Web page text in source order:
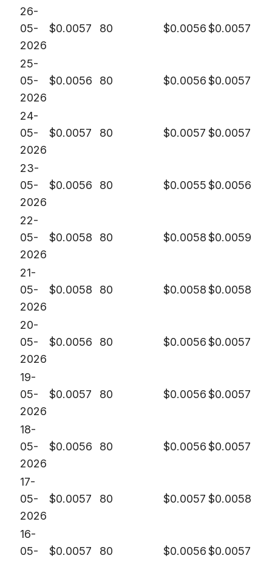
26-
05-
2026
$0.0057 80 $0.0056$0.0057
25-
05-
2026
$0.0056 80 $0.0056$0.0057
24-
05-
2026
$0.0057 80 $0.0057 $0.0057
23-
05-
2026
$0.0056 80 $0.0055$0.0056
22-
05-
2026
$0.0058 80 $0.0058$0.0059
21-
05-
2026
$0.0058 80 $0.0058$0.0058
20-
05-
2026
$0.0056 80 $0.0056$0.0057
19-
05-
2026
$0.0057 80 $0.0056$0.0057
18-
05-
2026
$0.0056 80 $0.0056$0.0057
17-
05-
2026
$0.0057 80 $0.0057 $0.0058
16-
05-
$0.0057 80 $0.0056$0.0057